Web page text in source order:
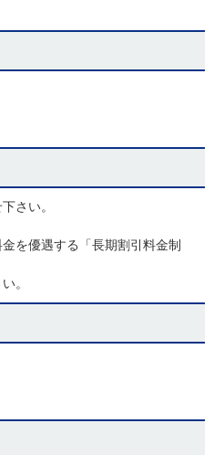
さい。
を優遇する「長期割引料金制
。